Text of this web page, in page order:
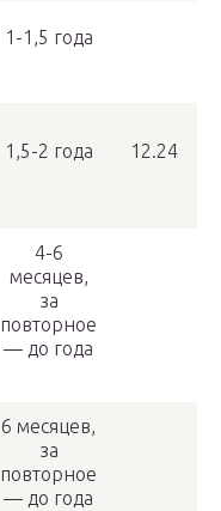
1-1,5 года
1,5-2 года 12.24
4-6
месяцев,
за
повторное
— до года
6 месяцев,
за
повторное
— до года